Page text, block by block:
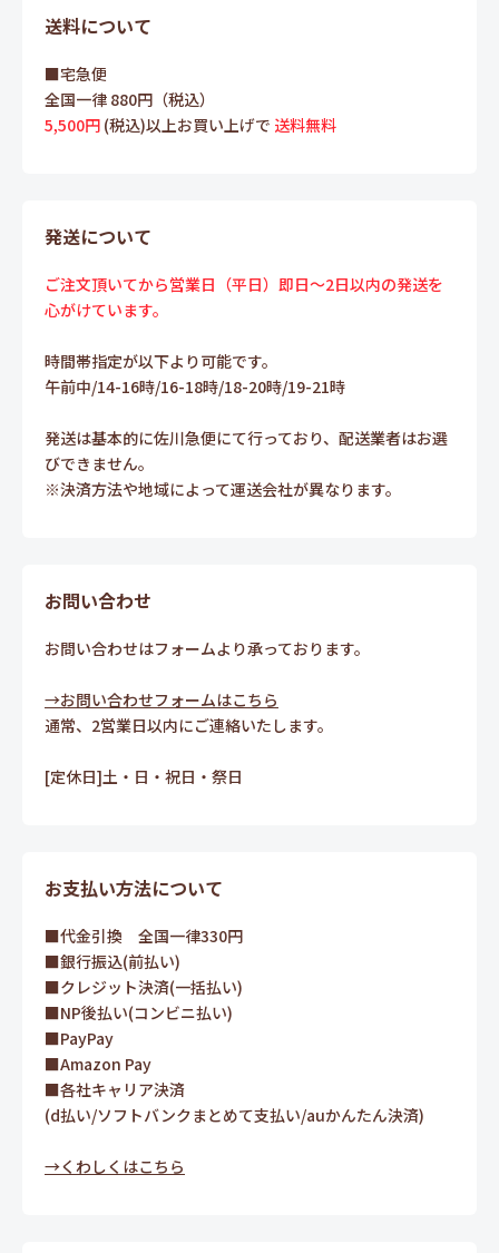
送料について
■宅急便
全国一律 880円（税込）
5,500円 (税込)以上お買い上げで 送料無料
発送について
ご注文頂いてから営業日（平日）即日～2日以内の発送を
心がけています。
時間帯指定が以下より可能です。
午前中/14-16時/16-18時/18-20時/19-21時
発送は基本的に佐川急便にて行っており、配送業者はお選
びできません。
※決済方法や地域によって運送会社が異なります。
お問い合わせ
お問い合わせはフォームより承っております。
→お問い合わせフォームはこちら
通常、2営業日以内にご連絡いたします。
[定休日]土・日・祝日・祭日
お支払い方法について
■代金引換 全国一律330円
■銀行振込(前払い)
■クレジット決済(一括払い)
■NP後払い(コンビニ払い)
■PayPay
■Amazon Pay
■各社キャリア決済
(d払い/ソフトバンクまとめて支払い/auかんたん決済)
→くわしくはこちら